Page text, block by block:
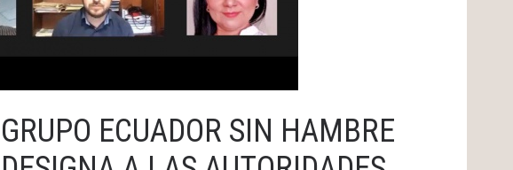
GRUPO ECUADOR SIN HAMBRE